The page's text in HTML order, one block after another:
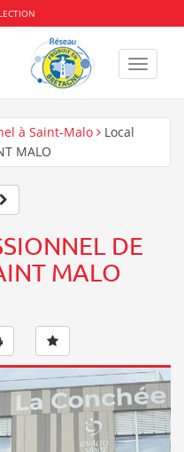
Toggle
à Saint-Malo
Local
MALO
DE
MALO